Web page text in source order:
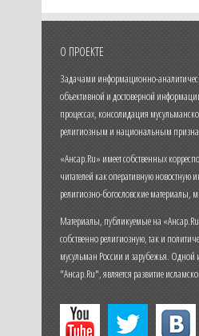
О ПРОЕКТЕ
Задачами информационно-
объективной и достоверной
процессах, консолидация
религиозным и национальным
«Ансар.Ru» имеет собственных
читателей как оперативную
религиозно-богословские материалы,
Материалы, публикуемые на
собственно религиозную, так и
мусульман России и зарубежья. Одной
"Ансар.Ru", является развитие